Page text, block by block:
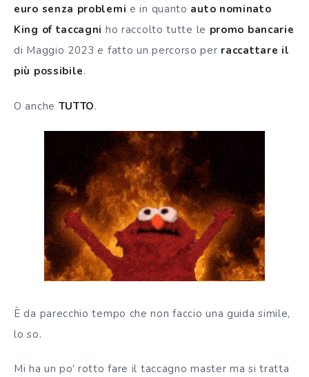
euro senza problemi e in quanto auto nominato
King of taccagni ho raccolto tutte le promo bancarie
di Maggio 2023 e fatto un percorso per raccattare il
più possibile.
O anche TUTTO.
È da parecchio tempo che non faccio una guida simile,
lo so.
Mi ha un po’ rotto fare il taccagno master ma si tratta